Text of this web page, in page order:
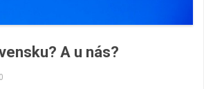
A u nás?